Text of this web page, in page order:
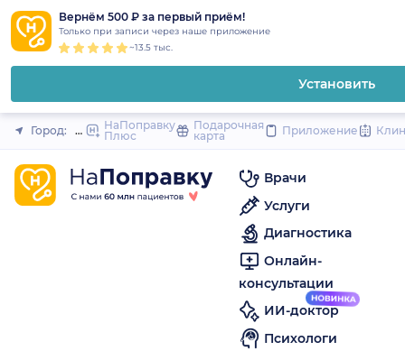
Вернём 500 ₽ за первый приём!
Только при записи через наше приложение
~13.5 тыс.
Установить
Закрыть
Город: ПермьНаПоправку
Плюс
Подарочная
карта
Приложение
Врачи
Услуги
Диагностика
Онлайн-
консультации
ИИ-доктор
Психологи